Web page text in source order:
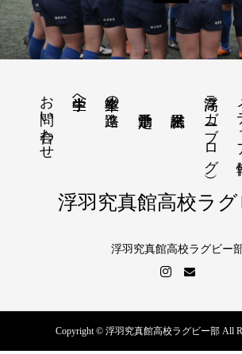
メ
浮高ラガー（ブログ）
卒業生の進路
中学生へ
お問い合わせ
浮羽究真館高校ラ
浮羽究真館高校ラグビー
Copyright © 浮羽究真館高校ラグビー部 All